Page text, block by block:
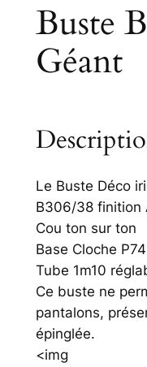
Buste
Géant
Le Buste Déco
B306/38 finition
Cou ton sur ton
Base Cloche
Tube 1m10
Ce buste ne
pantalons,
épinglée.
<img